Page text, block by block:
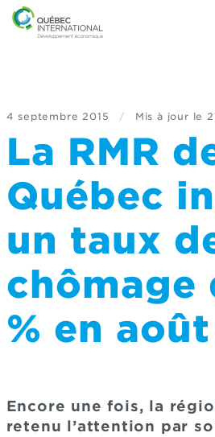
4 septembre 2015 / Mis à jour le
La RMR
Québec
un taux
chômage
% en août
Encore une fois, la
retenu l’attention par